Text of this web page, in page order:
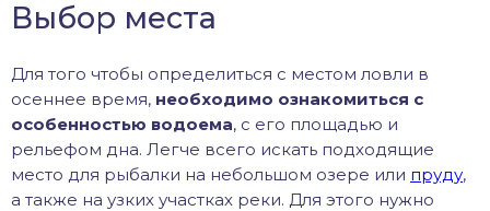
Выбор места
Для того чтобы определиться с местом ловли в
осеннее время, необходимо ознакомиться с
особенностью водоема, с его площадью и
рельефом дна. Легче всего искать подходящие
место для рыбалки на небольшом озере или пруду,
а также на узких участках реки. Для этого нужно